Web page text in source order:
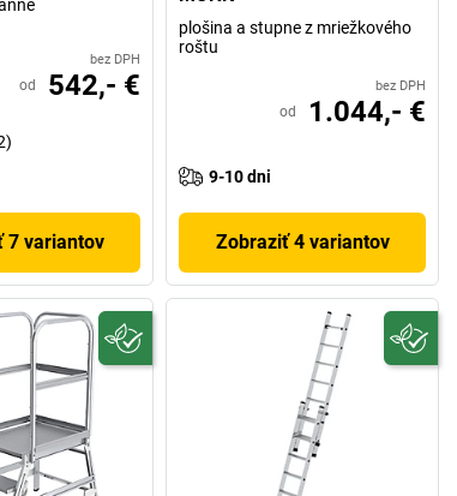
bez DPH
od 542,- €
7 variantov
plošina a stupne z mriežkového
roštu
bez DPH
od 1.044,- €
9-10 dni
Zobraziť 4 variantov